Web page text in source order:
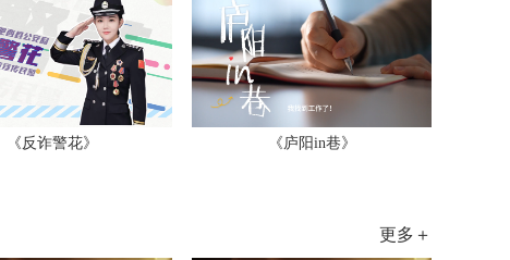
《反诈警花》 《庐阳in巷》
更多＋